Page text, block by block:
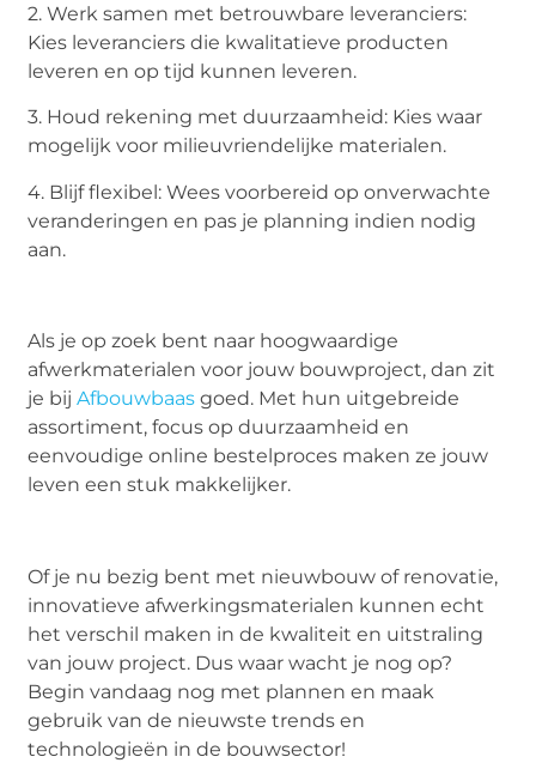
2. Werk samen met betrouwbare leveranciers:
Kies leveranciers die kwalitatieve producten
leveren en op tijd kunnen leveren.
3. Houd rekening met duurzaamheid: Kies waar
mogelijk voor milieuvriendelijke materialen.
4. Blijf flexibel: Wees voorbereid op onverwachte
veranderingen en pas je planning indien nodig
aan.
Als je op zoek bent naar hoogwaardige
afwerkmaterialen voor jouw bouwproject, dan zit
je bijAfbouwbaas goed. Met hun uitgebreide
assortiment, focus op duurzaamheid en
eenvoudige online bestelproces maken ze jouw
leven een stuk makkelijker.
Of je nu bezig bent met nieuwbouw of renovatie,
innovatieve afwerkingsmaterialen kunnen echt
het verschil maken in de kwaliteit en uitstraling
van jouw project. Dus waar wacht je nog op?
Begin vandaag nog met plannen en maak
gebruik van de nieuwste trends en
technologieën in de bouwsector!